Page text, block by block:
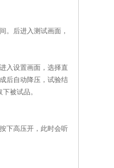
后进入测试画面，
入设置画面，选择直
后自动降压，试验结
被试品。
下高压开，此时会听